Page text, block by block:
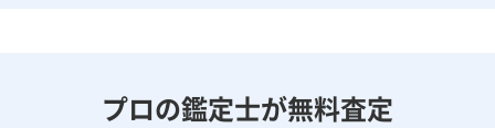
プロの鑑定士が無料査定